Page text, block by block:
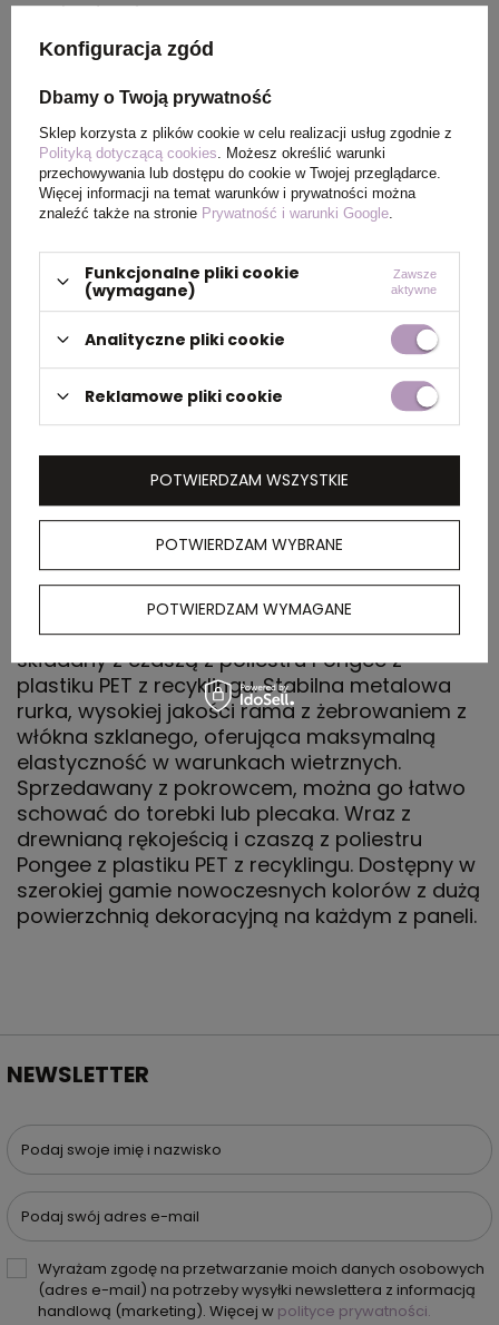
pochodzenia
Waga
produktu (g)
360
PAKOWANIE
Wymiary
33 x 30 x 33 cm
zewnętrznego
OPIS
Automatycznie otwierany i zamykany parasol
składany z czaszą z poliestru Pongee z
plastiku PET z recyklingu. Stabilna metalowa
rurka, wysokiej jakości rama z żebrowaniem z
włókna szklanego, oferująca maksymalną
elastyczność w warunkach wietrznych.
Sprzedawany z pokrowcem, można go łatwo
schować do torebki lub plecaka. Wraz z
drewnianą rękojeścią i czaszą z poliestru
Pongee z plastiku PET z recyklingu. Dostępny w
szerokiej gamie nowoczesnych kolorów z dużą
powierzchnią dekoracyjną na każdym z paneli.
NEWSLETTER
Podaj swoje imię i nazwisko
Podaj swój adres e-mail
Wyrażam zgodę na przetwarzanie moich danych osobowych
(adres e-mail) na potrzeby wysyłki newslettera z informacją
handlową (marketing). Więcej w polityce prywatności.
Konfiguracja zgód
Dbamy o Twoją prywatność
Sklep korzysta z plików cookie w celu realizacji usług zgodnie z
Polityką dotyczącą cookies . Możesz określić warunki
przechowywania lub dostępu do cookie w Twojej przeglądarce.
Więcej informacji na temat warunków i prywatności można
znaleźć także na stronie Prywatność i warunki Google
Funkcjonalne pliki cookie
(wymagane)
Zawsze
aktywne
Analityczne pliki cookie
Reklamowe pliki cookie
POTWIERDZAM WYBRANE
POTWIERDZAM WYMAGANE
POTWIERDZAM WSZYSTKIE